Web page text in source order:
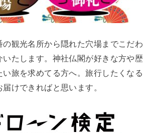
の観光名所から隠れた穴場までこだわ
いたします。神社仏閣が好きな方や歴
い旅を求めてる方へ。旅行したくなる
けできればと思います。